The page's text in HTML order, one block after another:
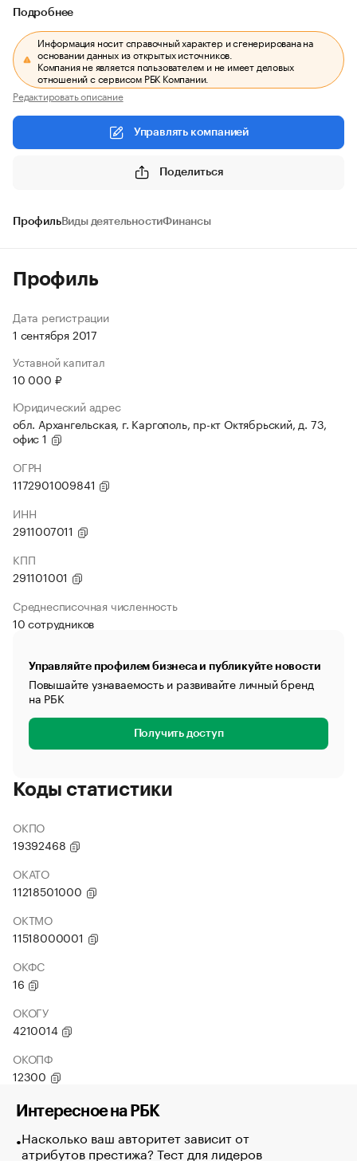
Подробнее
Информация носит справочный характер и сгенерирована на
основании данных из открытых источников.
Компания не является пользователем и не имеет деловых
отношений с сервисом РБК Компании.
Редактировать описание
Управлять компанией
Поделиться
ПрофильВиды деятельностиФинансы
Профиль
Дата регистрации
1 сентября 2017
Уставной капитал
10 000 ₽
Юридический адрес
обл. Архангельская, г. Каргополь, пр-кт Октябрьский, д. 73,
офис 1
ОГРН
1172901009841
ИНН
2911007011
КПП
291101001
Среднесписочная численность
10 сотрудников
Управляйте профилем бизнеса и публикуйте новости
Повышайте узнаваемость и развивайте личный бренд
на РБК
Получить доступ
Коды статистики
ОКПО
19392468
ОКАТО
11218501000
ОКТМО
11518000001
ОКФС
16
ОКОГУ
4210014
ОКОПФ
12300
Интересное на РБК
Насколько ваш авторитет зависит от
атрибутов престижа? Тест для лидеров